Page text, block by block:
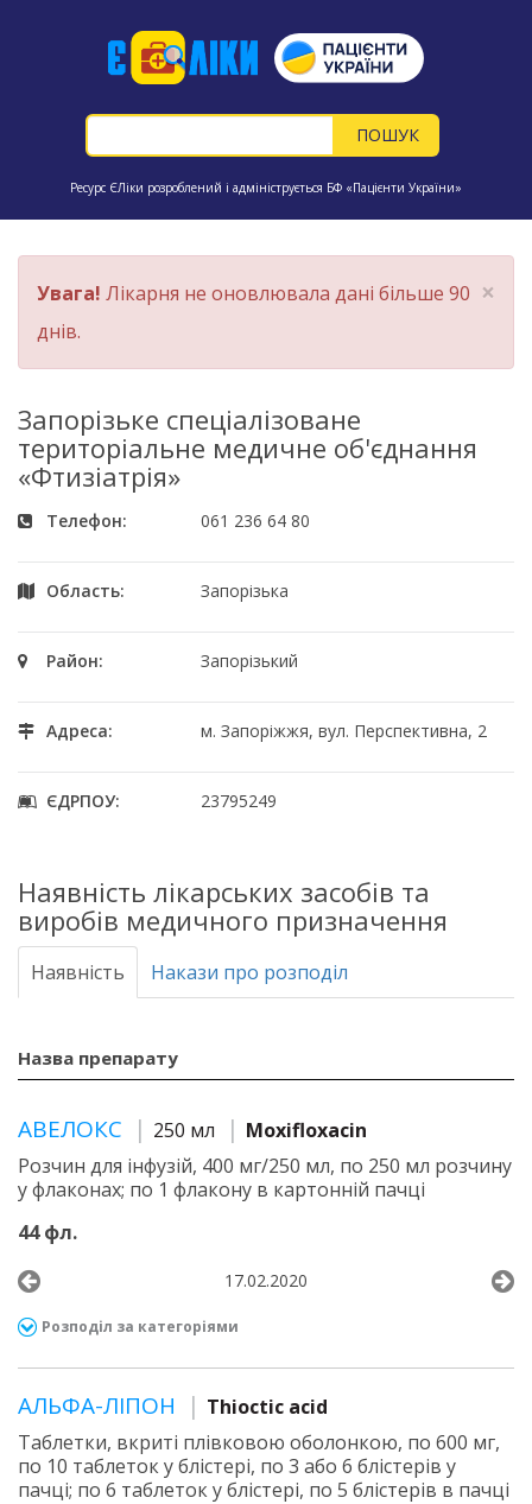
Ресурс ЄЛіки розроблений і адмініструється БФ «Пацієнти України»
×
Увага! Лікарня не оновлювала дані більше 90
днів.
Запорізьке спеціалізоване
територіальне медичне об'єднання
«Фтизіатрія»
Телефон: 061 236 64 80
Область: Запорізька
Район: Запорізький
Адреса: м. Запоріжжя, вул. Перспективна, 2
ЄДРПОУ: 23795249
Наявність лікарських засобів та
виробів медичного призначення
Наявність Накази про розподіл
Назва препарату
АВЕЛОКС 250 мл
Moxifloxacin
Розчин для інфузій, 400 мг/250 мл, по 250 мл розчину
у флаконах; по 1 флакону в картонній пачці
44 фл.
17.02.2020
Розподіл за категоріями
АЛЬФА-ЛІПОН
Thioctic acid
Таблетки, вкриті плівковою оболонкою, по 600 мг,
по 10 таблеток у блістері, по 3 або 6 блістерів у
пачці; по 6 таблеток у блістері, по 5 блістерів в пачці